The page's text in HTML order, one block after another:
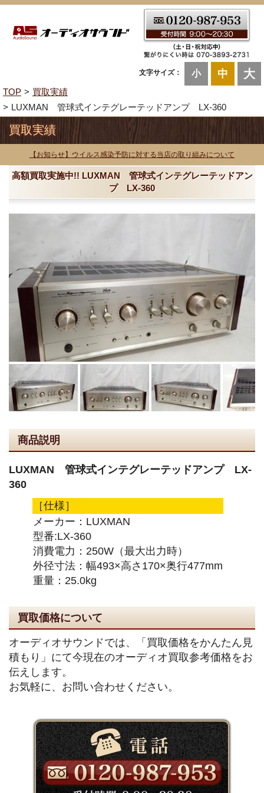
文字サイズ： 小 中 大
TOP
買取実績
LUXMAN 管球式インテグレーテッドアンプ LX-360
買取実績
【お知らせ】ウイルス感染予防に対する当店の取り組みについて
高額買取実施中!! LUXMAN 管球式インテグレーテッドアン
プ LX-360
商品説明
LUXMAN 管球式インテグレーテッドアンプ LX-
360
［仕様］
メーカー：LUXMAN
型番:LX-360
消費電力：250W（最大出力時）
外径寸法：幅493×高さ170×奥行477mm
重量：25.0kg
買取価格について
オーディオサウンドでは、「買取価格をかんたん見
積もり」にて今現在のオーディオ買取参考価格をお
伝えします。
お気軽に、お問い合わせください。